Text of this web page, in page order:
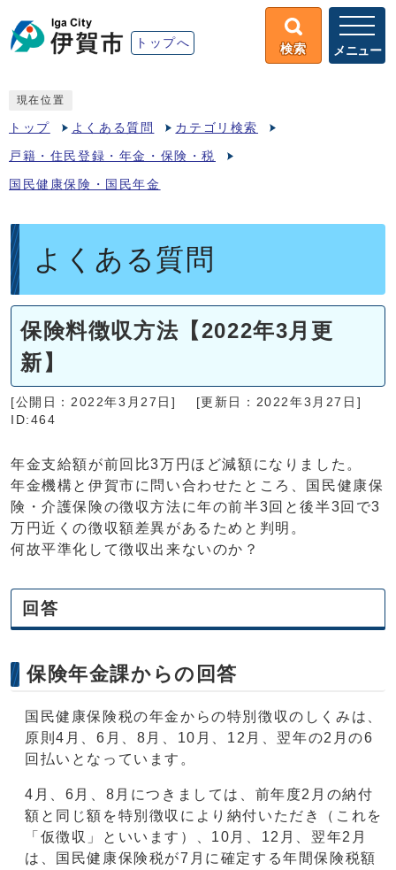
トップへ 検索 メニュー
現在位置
トップ よくある質問 カテゴリ検索
戸籍・住民登録・年金・保険・税
国民健康保険・国民年金
よくある質問
保険料徴収方法【2022年3月更
新】
[公開日：2022年3月27日]
[更新日：2022年3月27日]
ID:464
年金支給額が前回比3万円ほど減額になりました。
年金機構と伊賀市に問い合わせたところ、国民健康保
険・介護保険の徴収方法に年の前半3回と後半3回で3
万円近くの徴収額差異があるためと判明。
何故平準化して徴収出来ないのか？
回答
保険年金課からの回答
国民健康保険税の年金からの特別徴収のしくみは、
原則4月、6月、8月、10月、12月、翌年の2月の6
回払いとなっています。
4月、6月、8月につきましては、前年度2月の納付
額と同じ額を特別徴収により納付いただき（これを
「仮徴収」といいます）、10月、12月、翌年2月
は、国民健康保険税が7月に確定する年間保険税額